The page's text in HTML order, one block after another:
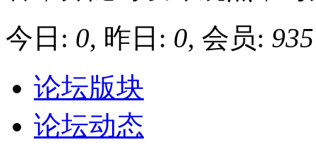
今日: 0, 昨日: 0, 会员: 935
论坛版块
论坛动态